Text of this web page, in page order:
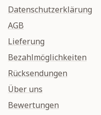
Datenschutzerklärung
AGB
Lieferung
Bezahlmöglichkeiten
Rücksendungen
Über uns
Bewertungen